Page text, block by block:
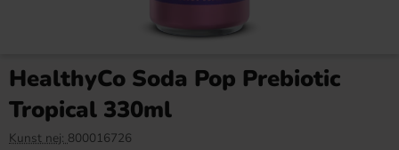
HealthyCo Soda Pop Prebiotic
Tropical 330ml
Kunst nej: 800016726